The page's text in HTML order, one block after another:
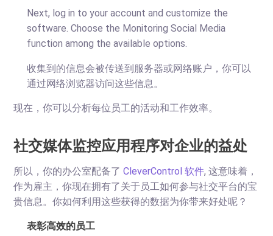
Next, log in to your account and customize the
software. Choose the Monitoring Social Media
function among the available options.
收集到的信息会被传送到服务器或网络账户，你可以
通过网络浏览器访问这些信息。
现在，你可以分析每位员工的活动和工作效率。
社交媒体监控应用程序对企业的益处
所以，你的办公室配备了CleverControl 软件, 这意味着，
作为雇主，你现在拥有了关于员工如何参与社交平台的宝
贵信息。你如何利用这些获得的数据为你带来好处呢？
表彰高效的员工